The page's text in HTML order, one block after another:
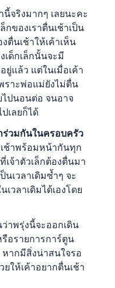
นี้จริงมากๆ เลยนะคะ
กของเราตื่นเช้าเป็น
ตื่นเช้าให้เค้าเห็น
ด็กเล็กนั้นจะมี
แล้ว แต่ในเมื่อเค้า
ราะพ่อแม่ยังไม่ตื่น
ไปนอนต่อ จนอาจ
เลยก็ได้
ร่วมกันในครอบครัว
ช้าพร้อมหน้ากันทุก
เจ้าตัวเล็กต้องตื่นมา
นเวลาเดิมซ้ำๆ จะ
วลาเดิมได้เองโดย
าพรุ่งนี้จะออกเดิน
อรายการการ์ตูน
ากมีสิ่งน่าสนใจรอ
ให้เค้าอยากตื่นเช้า